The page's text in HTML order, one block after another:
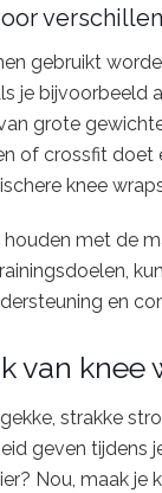
gebruikt
je
grote
of crossfit doet
knee
met de
en
van knee
strakke
geven tijdens
Nou, maak je